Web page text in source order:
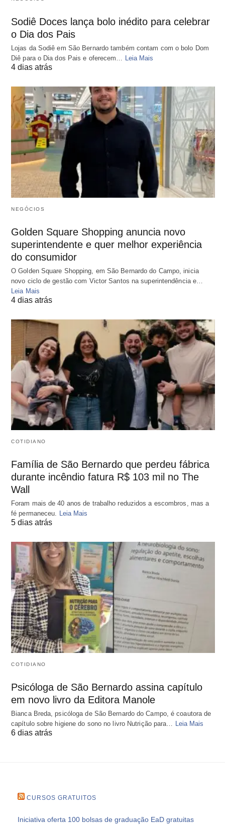
Sodiê Doces lança bolo inédito para celebrar
o Dia dos Pais
Lojas da Sodiê em São Bernardo também contam com o bolo Dom
Diê para o Dia dos Pais e oferecem… Leia Mais
4 dias atrás
NEGÓCIOS
Golden Square Shopping anuncia novo
superintendente e quer melhor experiência
do consumidor
O Golden Square Shopping, em São Bernardo do Campo, inicia
novo ciclo de gestão com Victor Santos na superintendência e…
Leia Mais
4 dias atrás
COTIDIANO
Família de São Bernardo que perdeu fábrica
durante incêndio fatura R$ 103 mil no The
Wall
Foram mais de 40 anos de trabalho reduzidos a escombros, mas a
fé permaneceu. Leia Mais
5 dias atrás
COTIDIANO
Psicóloga de São Bernardo assina capítulo
em novo livro da Editora Manole
Bianca Breda, psicóloga de São Bernardo do Campo, é coautora de
capítulo sobre higiene do sono no livro Nutrição para…
Leia Mais
6 dias atrás
CURSOS GRATUITOS
Iniciativa oferta 100 bolsas de graduação EaD gratuitas